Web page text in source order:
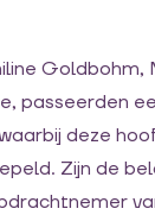
Goldbohm,
passeerden
deze
Zijn de